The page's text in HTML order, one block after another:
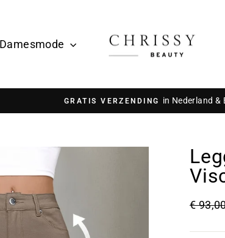
Damesmode
GRATIS VERZENDING in Nederland &
€